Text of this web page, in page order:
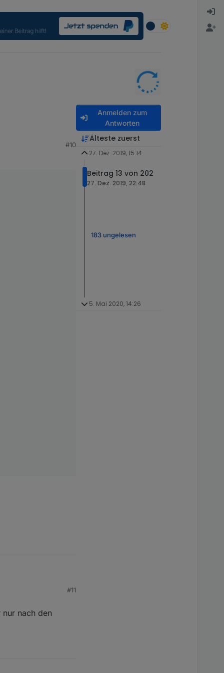
#10
#11
nach den
Anmelden zum
Antworten
Älteste zuerst
27. Dez. 2019, 15:14
Beitrag 13 von 202
27. Dez. 2019, 22:48
183 ungelesen
5. Mai 2020, 14:26